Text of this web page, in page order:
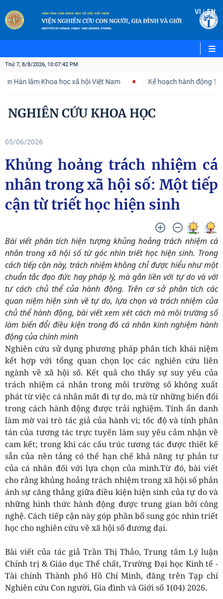
VI |EN
Thứ 7, 8/8/2026, 10:07:43 PM
lâm Khoa học xã hội Việt Nam Kế hoạch hành động 100
NGHIÊN CỨU KHOA HỌC
05/06/2026
Khủng hoảng trách nhiệm cá
nhân trong xã hội số: Một tiếp
cận từ triết học hiện sinh
Bài viết phân tích hiện tượng khủng hoảng trách nhiệm cá
nhân trong xã hội số từ góc nhìn triết học hiện sinh. Trong
cách tiếp cận này, trách nhiệm không chỉ được hiểu như một
chuẩn tắc đạo đức hay pháp lý, mà gắn liền với tự do và với
tư cách chủ thể của hành động. Trên cơ sở phân tích các
quan niệm hiện sinh về tự do, lựa chọn và trách nhiệm của
chủ thể hành động, bài viết xem xét cách mà môi trường số
làm biến đổi điều kiện trong đó cá nhân kinh nghiệm hành
động của chính mình
Nghiên cứu sửdụng phương pháp phân tích khái niệm
kết hợp với tổng quan chọn lọc các nghiên cứu liên
ngành vềxã hội số. Kết quả cho thấy sự suy yếu của
trách nhiệm cá nhân trong môi trường sốkhông xuất
phát từviệc cá nhân mất đi tựdo, mà từ những biến đổi
trong cách hành động được trải nghiệm. Tínhẩn danh
làm mờvai trò tác giả của hành vi; tốc độ và tính phân
tán của tương tác trực tuyến làm suy yếu cảm nhận về
cam kết; trong khi các cấu trúc tương tác được thiết kế
sẵn của nền tảng có thể hạn chế khả năng tự phản tư
của cá nhân đối với lựa chọn của mình.Từ đó, bài viết
cho rằng khủng hoảng trách nhiệm trong xã hội sốphản
ánh sự căngthẳng giữa điều kiện hiện sinh của tự do và
những hình thức hành động được trung gian bởi công
nghệ. Cách tiếp cận này góp phần bổsung góc nhìn triết
học cho nghiên cứu về xã hội số đương đại.
Bài viết của tác giả Trần Thị Thảo,Trung tâm Lý luận
Chính trị & Giáo dục Thể chất, Trường Đại học Kinh tế -
Tài chính Thành phố Hồ Chí Minh, đăng trên Tạp chí
Nghiên cứu Con người, Gia đình và Giới số 1(04) 2026.